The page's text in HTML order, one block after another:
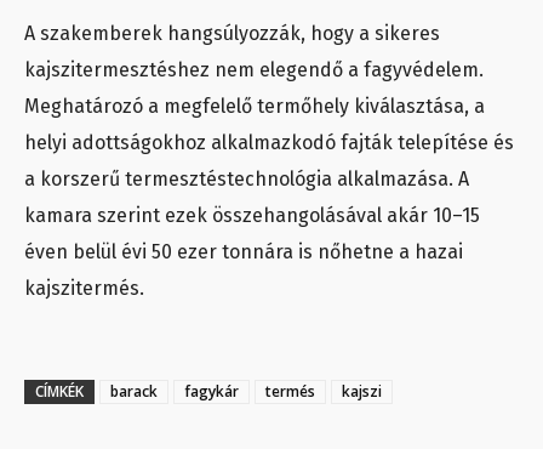
A szakemberek hangsúlyozzák, hogy a sikeres
kajszitermesztéshez nem elegendő a fagyvédelem.
Meghatározó a megfelelő termőhely kiválasztása, a
helyi adottságokhoz alkalmazkodó fajták telepítése és
a korszerű termesztéstechnológia alkalmazása. A
kamara szerint ezek összehangolásával akár 10–15
éven belül évi 50 ezer tonnára is nőhetne a hazai
kajszitermés.
CÍMKÉK barack fagykár termés kajszi